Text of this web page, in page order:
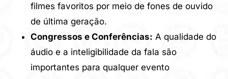
filmes favoritos por meio de fones de ouvido
de última geração.
Congressos e Conferências: A qualidade do
áudio e a inteligibilidade da fala são
importantes para qualquer evento